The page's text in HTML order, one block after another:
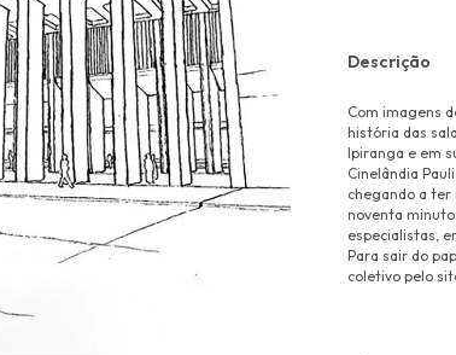
Descrição
Com imagens
história das
Ipiranga e em
Cinelândia
chegando a ter
noventa
especialistas,
Para sair do
coletivo pelo